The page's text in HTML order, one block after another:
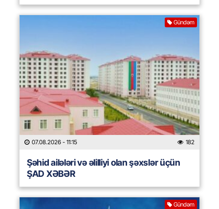
Gündəm
07.08.2026 - 11:15 182
Şəhid ailələri və əlilliyi olan şəxslər üçün
ŞAD XƏBƏR
Gündəm